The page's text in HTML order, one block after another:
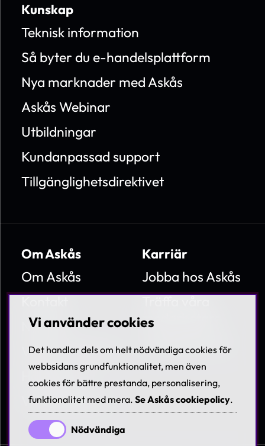
Kunskap
Teknisk information
Så byter du e-handelsplattform
Nya marknader med Askås
Askås Webinar
Utbildningar
Kundanpassad support
Tillgänglighetsdirektivet
Om Askås
Om Askås
Kontakt
Nyheter
Villkor & Policies
Hållbarhet
Visselblåsning
Karriär
Jobba hos Askås
Träffa våra
medarbetare
Lediga tjänster
Vi använder cookies
Det handlar dels om helt nödvändiga cookies för
webbsidans grundfunktionalitet, men även
cookies för bättre prestanda, personalisering,
funktionalitet med mera. Se Askås cookiepolicy.
Nödvändiga